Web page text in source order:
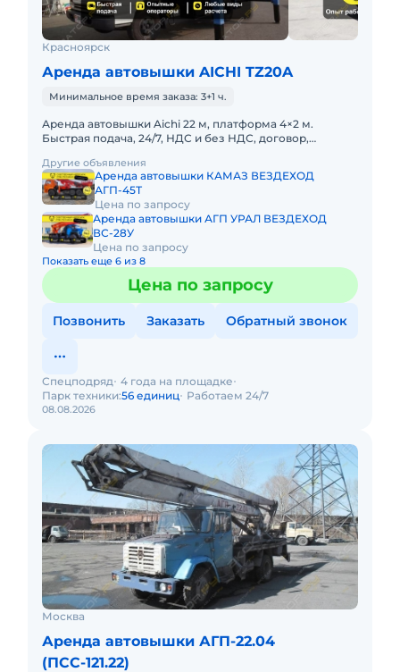
Красноярск
Аренда автовышки AICHI TZ20A
Минимальное время заказа: 3+1 ч.
Аренда автовышки Aichi 22 м, платформа 4×2 м.
Быстрая подача, 24/7, НДС и без НДС, договор,
AICHI 22 МЕТРА С БОЛЬ
Другие объявления
Аренда автовышки КАМАЗ ВЕЗДЕХОД
АГП-45Т
Цена по запросу
Аренда автовышки АГП УРАЛ ВЕЗДЕХОД
ВС-28У
Цена по запросу
Показать еще 6 из 8
Цена по запросу
Позвонить Заказать Обратный звонок
08.08.2026
Спецподряд 4 года на площадке
Парк техники:56 единиц Работаем 24/7
Москва
Аренда автовышки АГП-22.04
(ПСС-121.22)